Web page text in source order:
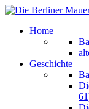
Home
Geschichte